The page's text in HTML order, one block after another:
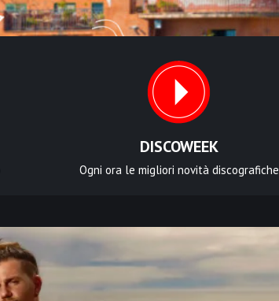
DISCOWEEK
Ogni ora le migliori novità discografiche